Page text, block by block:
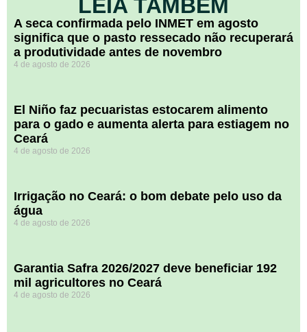
LEIA TAMBÉM
A seca confirmada pelo INMET em agosto
significa que o pasto ressecado não recuperará
a produtividade antes de novembro
4 de agosto de 2026
El Niño faz pecuaristas estocarem alimento
para o gado e aumenta alerta para estiagem no
Ceará
4 de agosto de 2026
Irrigação no Ceará: o bom debate pelo uso da
água
4 de agosto de 2026
Garantia Safra 2026/2027 deve beneficiar 192
mil agricultores no Ceará
4 de agosto de 2026